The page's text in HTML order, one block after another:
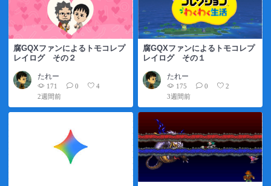
腐GQXファンによるトモコレプ
レイログ その２
たれー
171 0
4
2週間前
腐GQXファンによるトモコレプ
レイログ その１
たれー
175 0
2
3週間前